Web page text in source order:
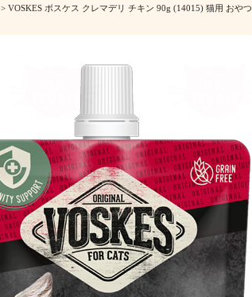
> VOSKES ボスケス クレマデリ チキン 90g (14015) 猫用 おやつ